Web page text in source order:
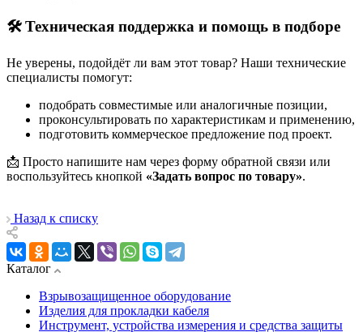
🛠 Техническая поддержка и помощь в подборе
Не уверены, подойдёт ли вам этот товар? Наши технические
специалисты помогут:
подобрать совместимые или аналогичные позиции,
проконсультировать по характеристикам и применению,
подготовить коммерческое предложение под проект.
📩 Просто напишите нам через форму обратной связи или
воспользуйтесь кнопкой «Задать вопрос по товару».
Назад к списку
Каталог
Взрывозащищенное оборудование
Изделия для прокладки кабеля
Инструмент, устройства измерения и средства защиты